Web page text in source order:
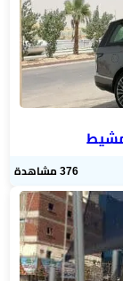
376 مشاهدة